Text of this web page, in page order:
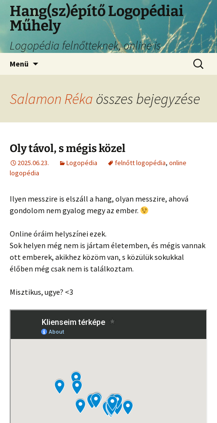
Hang(sz)építő Logopédiai
Műhely
Logopédia felnőtteknek, online is
Menü
Salamon Réka összes bejegyzése
Oly távol, s mégis közel
2025.06.23. Logopédia felnőtt logopédia, online
logopédia
Ilyen messzire is elszáll a hang, olyan messzire, ahová
gondolom nem gyalog megy az ember.
Online óráim helyszínei ezek.
Sok helyen még nem is jártam életemben, és mégis vannak
ott emberek, akikhez közöm van, s közülük sokukkal
élőben még csak nem is találkoztam.
Misztikus, ugye? <3